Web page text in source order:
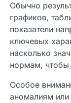
Обычно
графиков,
показатели
ключевых
насколько
нормам, чтобы
Особое
аномалиям или